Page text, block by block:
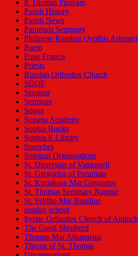
P. Thomas Piravam
Parish History
Parish News
Parumala Seminary
Philipose Ramban (Jyothis Ashram)
Poem
Pope Francis
Priests
Russian Orthodox Church
SDOF
Seminar
Sermons
Songs
Sopana Academy
Sophia Books
Sophia E Library
Speeches
Spiritual Organisations
St. Dionysius of Vattasseril
St. Gregorios of Parumala
St. Kuriakose Mar Gregorios
St. Thomas Seminary Nagpur
St. Yeldho Mar Baselius
sunday school
Syriac Orthodox Church of Antioch
The Good Shepherd
Thomas Mar Athanasius
Throne of St. Thomas